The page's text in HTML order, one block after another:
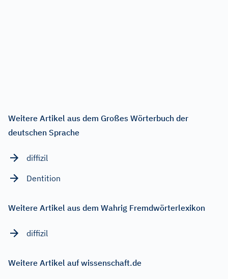
Weitere Artikel aus dem Großes Wörterbuch der
deutschen Sprache
diffizil
Dentition
Weitere Artikel aus dem Wahrig Fremdwörterlexikon
diffizil
Weitere Artikel auf wissenschaft.de